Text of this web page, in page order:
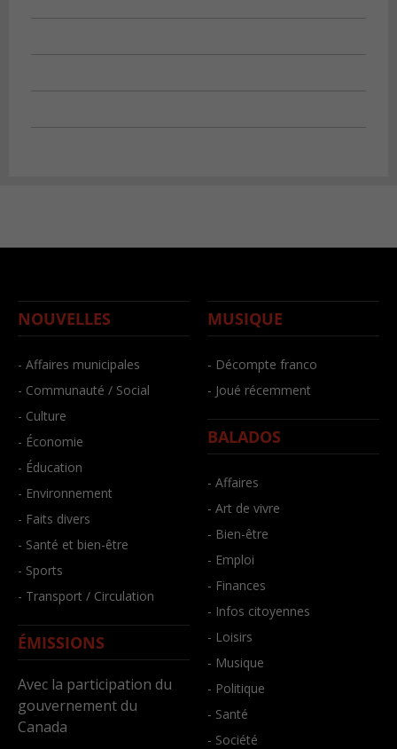
NOUVELLES
- Affaires municipales
- Communauté / Social
- Culture
- Économie
- Éducation
- Environnement
- Faits divers
- Santé et bien-être
- Sports
- Transport / Circulation
ÉMISSIONS
Avec la participation du
gouvernement du
Canada
MUSIQUE
- Décompte franco
- Joué récemment
BALADOS
- Affaires
- Art de vivre
- Bien-être
- Emploi
- Finances
- Infos citoyennes
- Loisirs
- Musique
- Politique
- Santé
- Société